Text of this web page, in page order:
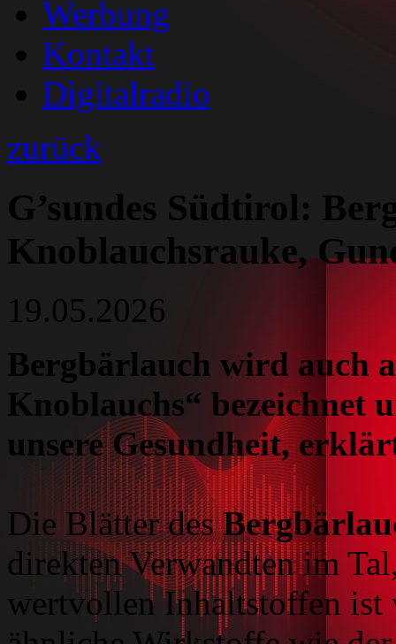
Werbung
Kontakt
Digitalradio
zurück
G’sundes Südtirol:
Knoblauchsrauke,
19.05.2026
Bergbärlauch wird auch
Knoblauchs“ bezeichnet
unsere Gesundheit,
Die Blätter des
direkten Verwandten im
wertvollen Inhaltstoffen ist